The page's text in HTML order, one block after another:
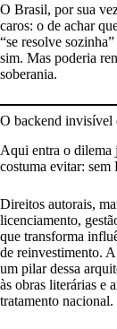
O Brasil, por sua
caros: o de achar
“se resolve
sim. Mas poderia
soberania.
O backend invisível
Aqui entra o dilema
costuma evitar: sem
Direitos autorais,
licenciamento,
que transforma
de reinvestimento.
um pilar dessa
às obras literárias e
tratamento nacional.